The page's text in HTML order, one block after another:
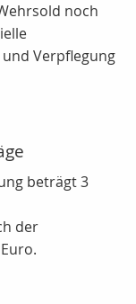
noch
Verpflegung
beträgt 3
der